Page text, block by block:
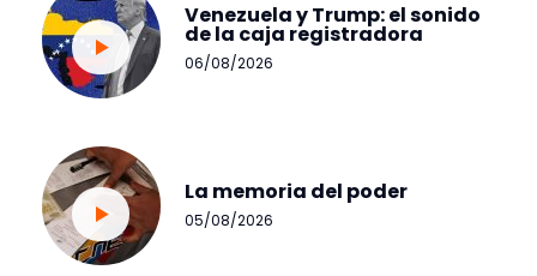
Venezuela y Trump: el sonido
de la caja registradora
06/08/2026
La memoria del poder
05/08/2026